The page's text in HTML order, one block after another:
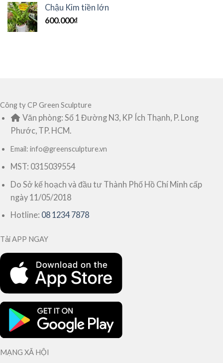
Chậu Kim tiền lớn
600.000₫
Công ty CP Green Sculpture
Văn phòng: Số 1 Đường N3, KP Ích Thạnh, P. Long
Phước, TP. HCM.
Email: info@greensculpture.vn
MST: 0315039554
Do Sở kế hoạch và đầu tư Thành Phố Hồ Chí Minh cấp
ngày 11/05/2018
Hotline: 08 1234 7878
Tải APP NGAY
MẠNG XÃ HỘI